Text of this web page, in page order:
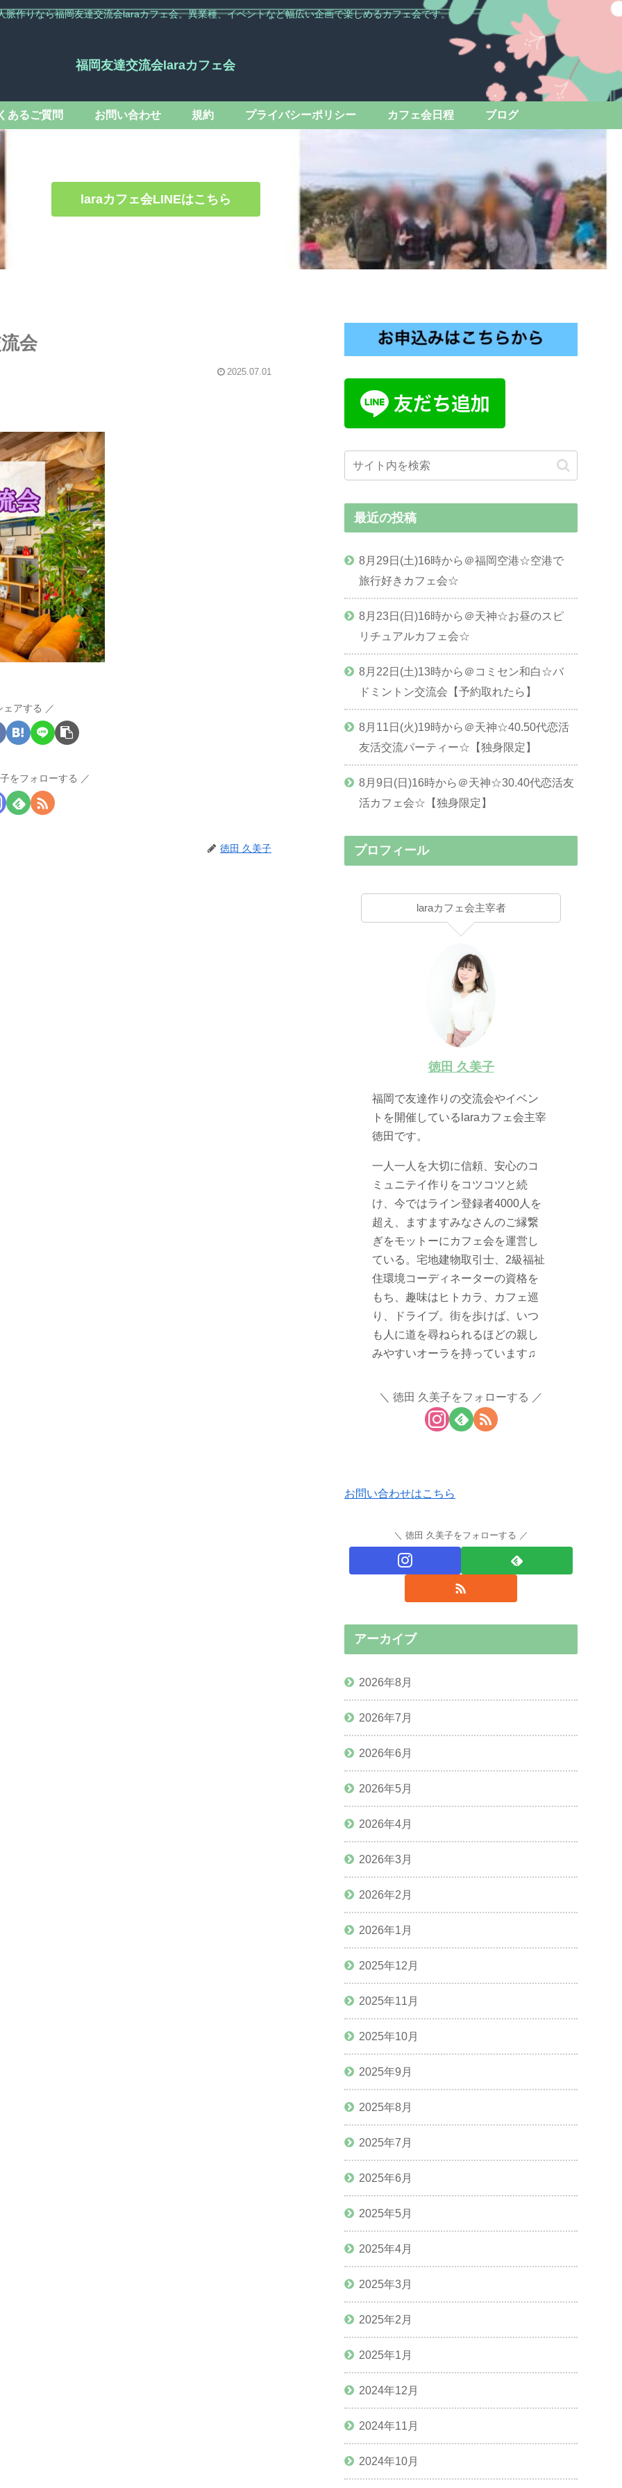
脈作りなら福岡友達交流会laraカフェ会。異業種、イベントなど幅広い企画で楽しめるカフェ会です。
福岡友達交流会laraカフェ会
あるご質問 お問い合わせ 規約 プライバシーポリシー カフェ会日程 ブログ
laraカフェ会LINEはこちら
会
2025.07.01
ェアする
をフォローする
徳田 久美子
最近の投稿
8月29日(土)16時から＠福岡空港☆空港で
旅行好きカフェ会☆
8月23日(日)16時から＠天神☆お昼のスピ
リチュアルカフェ会☆
8月22日(土)13時から＠コミセン和白☆バ
ドミントン交流会【予約取れたら】
8月11日(火)19時から＠天神☆40.50代恋活
友活交流パーティー☆【独身限定】
8月9日(日)16時から＠天神☆30.40代恋活友
活カフェ会☆【独身限定】
プロフィール
laraカフェ会主宰者
徳田 久美子
福岡で友達作りの交流会やイベン
トを開催しているlaraカフェ会主宰
徳田です。
一人一人を大切に信頼、安心のコ
ミュニテイ作りをコツコツと続
け、今ではライン登録者4000人を
超え、ますますみなさんのご縁繋
ぎをモットーにカフェ会を運営し
ている。宅地建物取引士、2級福祉
住環境コーディネーターの資格を
もち、趣味はヒトカラ、カフェ巡
り、ドライブ。街を歩けば、いつ
も人に道を尋ねられるほどの親し
みやすいオーラを持っています♫
徳田 久美子をフォローする
お問い合わせはこちら
徳田 久美子をフォローする
アーカイブ
2026年8月
2026年7月
2026年6月
2026年5月
2026年4月
2026年3月
2026年2月
2026年1月
2025年12月
2025年11月
2025年10月
2025年9月
2025年8月
2025年7月
2025年6月
2025年5月
2025年4月
2025年3月
2025年2月
2025年1月
2024年12月
2024年11月
2024年10月